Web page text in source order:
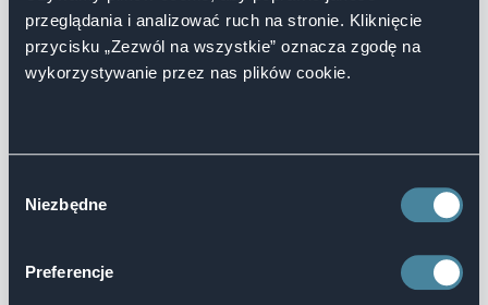
przeglądania i analizować ruch na stronie. Kliknięcie
przycisku „Zezwól na wszystkie” oznacza zgodę na
wykorzystywanie przez nas plików cookie.
zgody
Niezbędne
Preferencje